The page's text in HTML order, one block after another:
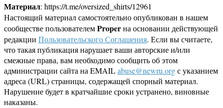
Материал: https://t.me/oversized_shirts/12961
Настоящий материал самостоятельно опубликован в нашем
сообществе пользователемProperна основании действующей
редакции Пользовательского Соглашения. Если вы считаете,
что такая публикация нарушает ваши авторские и/или
смежные права, вам необходимо сообщить об этом
администрации сайта на EMAILabuse@newru.orgс указанием
адреса (URL) страницы, содержащей спорный материал.
Нарушение будет в кратчайшие сроки устранено, виновные
наказаны.